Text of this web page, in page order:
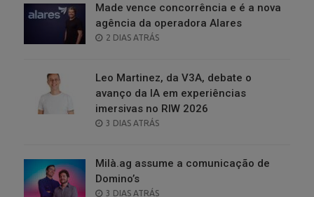
Made vence concorrência e é a nova
agência da operadora Alares
POSTED
2 DIAS ATRÁS
Leo Martinez, da V3A, debate o
avanço da IA em experiências
imersivas no RIW 2026
POSTED
3 DIAS ATRÁS
Milà.ag assume a comunicação de
Domino’s
POSTED
3 DIAS ATRÁS